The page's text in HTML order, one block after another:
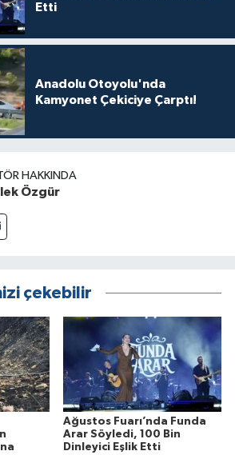
Etti
Anadolu Otoyolu'nda
Kamyonet Çekiciye Çarptı!
HAKKINDA
Özgür
çekebilir
Ağustos Fuarı’nda Funda
Arar Söyledi, 100 Bin
Dinleyici Eşlik Etti